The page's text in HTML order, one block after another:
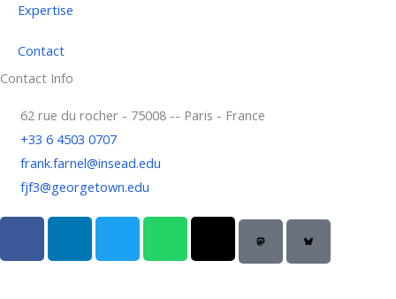
Expertise
Contact
Contact Info
62 rue du rocher - 75008 -- Paris - France
+33 6 4503 0707
frank.farnel@insead.edu
fjf3@georgetown.edu
F
c
L
n
T
i
W
a
T
r